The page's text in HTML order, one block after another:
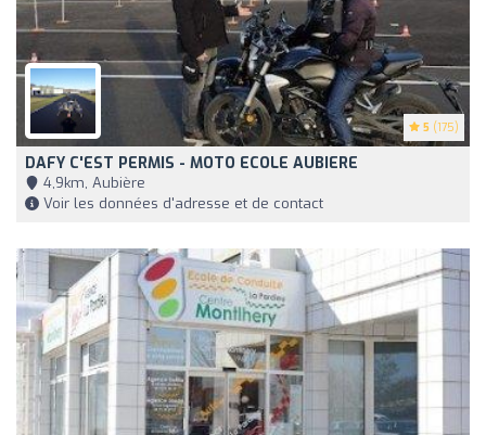
5 (175)
DAFY C'EST PERMIS - MOTO ECOLE AUBIERE
4,9km, Aubière
Voir les données d'adresse et de contact